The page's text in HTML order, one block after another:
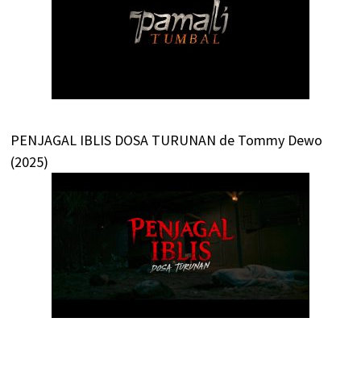
PENJAGAL IBLIS DOSA TURUNAN de Tommy Dewo
(2025)